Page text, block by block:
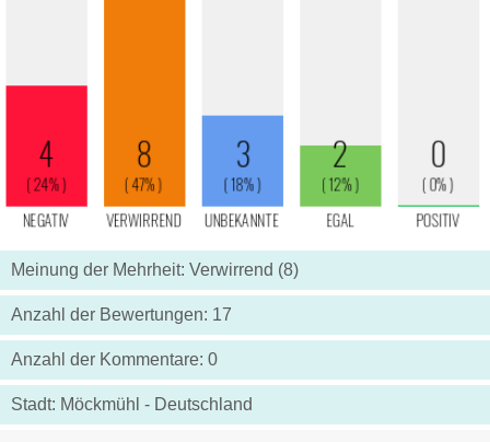
Meinung der Mehrheit: Verwirrend (8)
Anzahl der Bewertungen: 17
Anzahl der Kommentare: 0
Stadt: Möckmühl - Deutschland